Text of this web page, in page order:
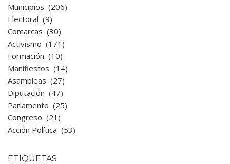
Municipios (206)
Electoral (9)
Comarcas (30)
Activismo (171)
Formación (10)
Manifiestos (14)
Asambleas (27)
Diputación (47)
Parlamento (25)
Congreso (21)
Acción Política (53)
ETIQUETAS